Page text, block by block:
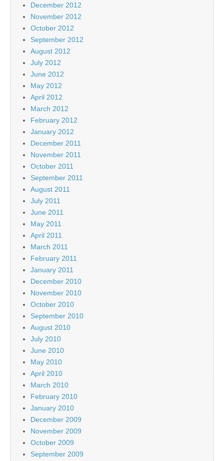
December 2012
November 2012
October 2012
September 2012
August 2012
July 2012
June 2012
May 2012
April 2012
March 2012
February 2012
January 2012
December 2011
November 2011
October 2011
September 2011
August 2011
July 2011
June 2011
May 2011
April 2011
March 2011
February 2011
January 2011
December 2010
November 2010
October 2010
September 2010
August 2010
July 2010
June 2010
May 2010
April 2010
March 2010
February 2010
January 2010
December 2009
November 2009
October 2009
September 2009